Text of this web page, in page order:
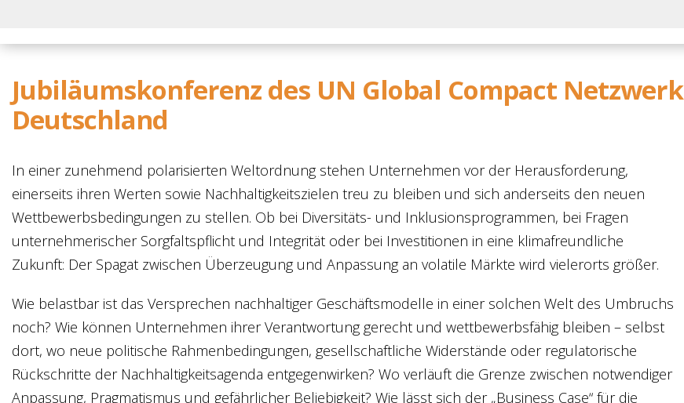
Jubiläumskonferenz des UN Global Compact Netzwerk
Deutschland
In einer zunehmend polarisierten Weltordnung stehen Unternehmen vor der Herausforderung,
einerseits ihren Werten sowie Nachhaltigkeitszielen treu zu bleiben und sich anderseits den neuen
Wettbewerbsbedingungen zu stellen. Ob bei Diversitäts- und Inklusionsprogrammen, bei Fragen
unternehmerischer Sorgfaltspflicht und Integrität oder bei Investitionen in eine klimafreundliche
Zukunft: Der Spagat zwischen Überzeugung und Anpassung an volatile Märkte wird vielerorts größer.
Wie belastbar ist das Versprechen nachhaltiger Geschäftsmodelle in einer solchen Welt des Umbruchs
noch? Wie können Unternehmen ihrer Verantwortung gerecht und wettbewerbsfähig bleiben – selbst
dort, wo neue politische Rahmenbedingungen, gesellschaftliche Widerstände oder regulatorische
Rückschritte der Nachhaltigkeitsagenda entgegenwirken? Wo verläuft die Grenze zwischen notwendiger
Anpassung, Pragmatismus und gefährlicher Beliebigkeit? Wie lässt sich der „Business Case“ für die